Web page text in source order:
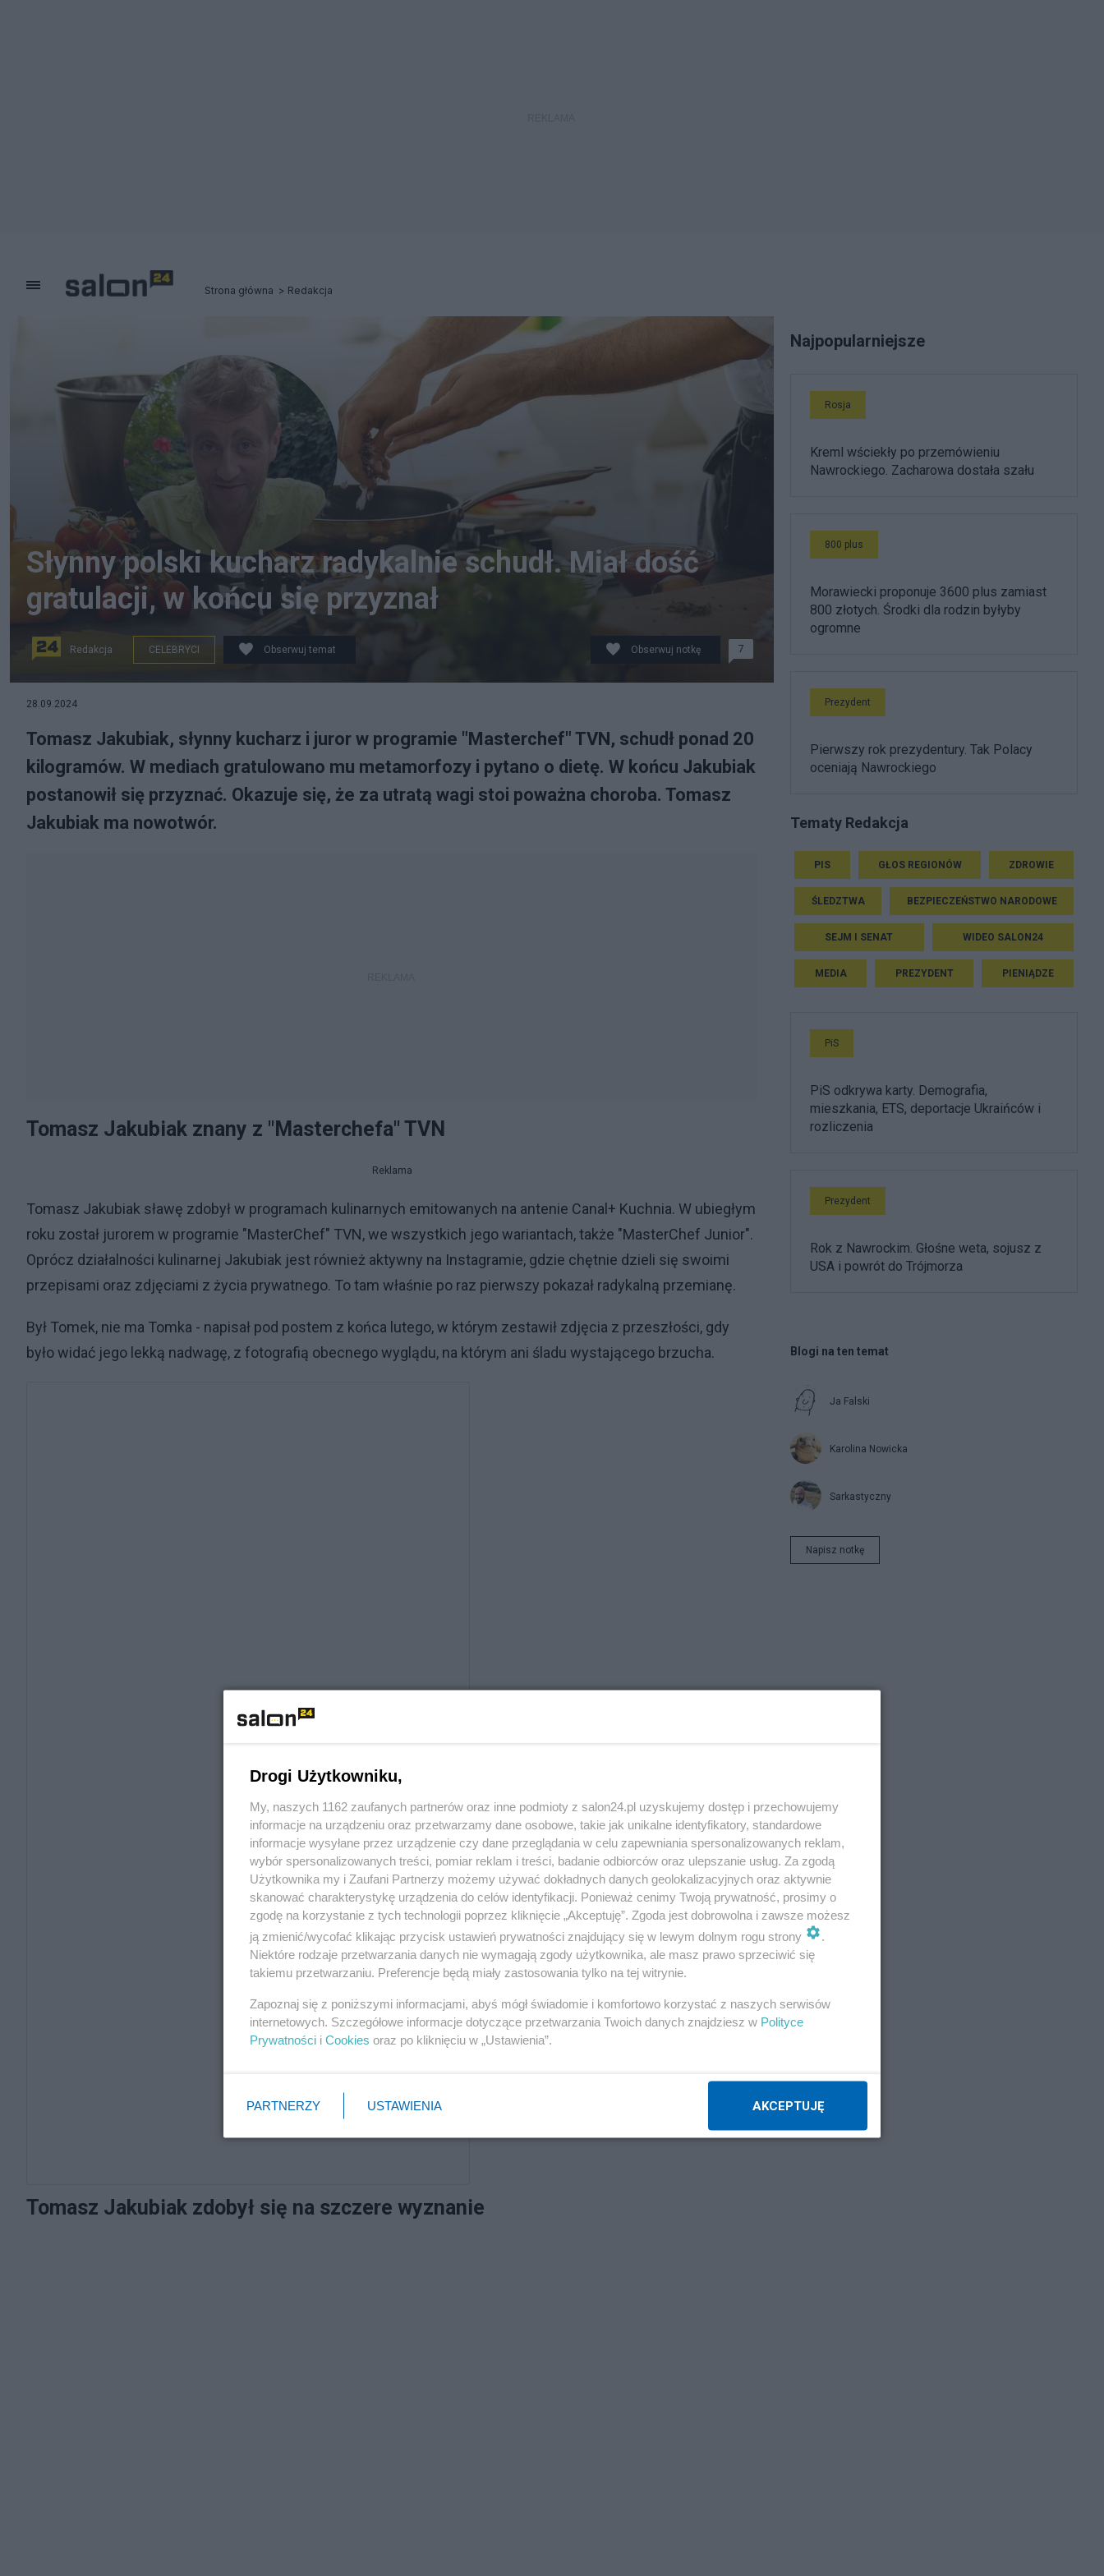
Strona główna Redakcja
Słynny polski kucharz radykalnie schudł. Miał dość
gratulacji, w końcu się przyznał
Redakcja CELEBRYCI Obserwuj temat Obserwuj notkę 7
28.09.2024
Tomasz Jakubiak, słynny kucharz i juror w programie "Masterchef" TVN, schudł ponad 20
kilogramów. W mediach gratulowano mu metamorfozy i pytano o dietę. W końcu Jakubiak
postanowił się przyznać. Okazuje się, że za utratą wagi stoi poważna choroba. Tomasz
Jakubiak ma nowotwór.
Tomasz Jakubiak znany z "Masterchefa" TVN
Reklama
Tomasz Jakubiak sławę zdobył w programach kulinarnych emitowanych na antenie Canal+ Kuchnia. W ubiegłym
roku został jurorem w programie "MasterChef" TVN, we wszystkich jego wariantach, także "MasterChef Junior".
Oprócz działalności kulinarnej Jakubiak jest również aktywny na Instagramie, gdzie chętnie dzieli się swoimi
przepisami oraz zdjęciami z życia prywatnego. To tam właśnie po raz pierwszy pokazał radykalną przemianę.
Był Tomek, nie ma Tomka - napisał pod postem z końca lutego, w którym zestawił zdjęcia z przeszłości, gdy
było widać jego lekką nadwagę, z fotografią obecnego wyglądu, na którym ani śladu wystającego brzucha.
Tomasz Jakubiak zdobył się na szczere wyznanie
Najpopularniejsze
Rosja
Kreml wściekły po przemówieniu
Nawrockiego. Zacharowa dostała szału
800 plus
Morawiecki proponuje 3600 plus zamiast
800 złotych. Środki dla rodzin byłyby
ogromne
Prezydent
Pierwszy rok prezydentury. Tak Polacy
oceniają Nawrockiego
Tematy Redakcja
PIS GŁOS REGIONÓW ZDROWIE
ŚLEDZTWA BEZPIECZEŃSTWO NARODOWE
SEJM I SENAT WIDEO SALON24
MEDIA PREZYDENT PIENIĄDZE
PiS
PiS odkrywa karty. Demografia,
mieszkania, ETS, deportacje Ukraińców i
rozliczenia
Prezydent
Rok z Nawrockim. Głośne weta, sojusz z
USA i powrót do Trójmorza
Blogi na ten temat
Ja Falski
Karolina Nowicka
Sarkastyczny
Napisz notkę
Drogi Użytkowniku,
My, naszych 1162 zaufanych partnerów oraz inne podmioty z salon24.pl uzyskujemy dostęp i przechowujemy
informacje na urządzeniu oraz przetwarzamy dane osobowe, takie jak unikalne identyfikatory, standardowe
informacje wysyłane przez urządzenie czy dane przeglądania w celu zapewniania spersonalizowanych reklam,
wybór spersonalizowanych treści, pomiar reklam i treści, badanie odbiorców oraz ulepszanie usług. Za zgodą
Użytkownika my i Zaufani Partnerzy możemy używać dokładnych danych geolokalizacyjnych oraz aktywnie
skanować charakterystykę urządzenia do celów identyfikacji. Ponieważ cenimy Twoją prywatność, prosimy o
zgodę na korzystanie z tych technologii poprzez kliknięcie „Akceptuję”. Zgoda jest dobrowolna i zawsze możesz
ją zmienić/wycofać klikając przycisk ustawień prywatności znajdujący się w lewym dolnym rogu strony
.
Niektóre rodzaje przetwarzania danych nie wymagają zgody użytkownika, ale masz prawo sprzeciwić się
takiemu przetwarzaniu. Preferencje będą miały zastosowania tylko na tej witrynie.
Zapoznaj się z poniższymi informacjami, abyś mógł świadomie i komfortowo korzystać z naszych serwisów
internetowych. Szczegółowe informacje dotyczące przetwarzania Twoich danych znajdziesz w Polityce
Prywatności i Cookies oraz po kliknięciu w „Ustawienia”.
PARTNERZY USTAWIENIA AKCEPTUJĘ